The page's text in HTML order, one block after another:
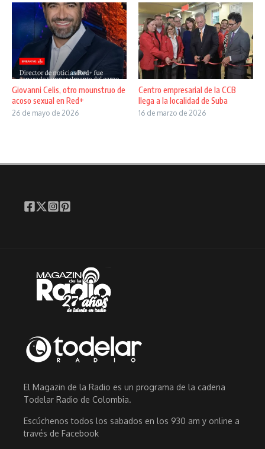
Giovanni Celis, otro mounstruo de
acoso sexual en Red+
26 de mayo de 2026
Centro empresarial de la CCB
llega a la localidad de Suba
16 de marzo de 2026
El Magazin de la Radio es un programa de la cadena
Todelar Radio de Colombia.
Escúchenos todos los sabados en los 930 am y online a
través de Facebook